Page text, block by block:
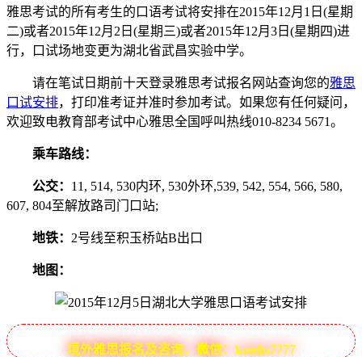
雅思考试的所有考生的口语考试将安排在2015年12月1日(星期
二)或者2015年12月2日(星期三)或者2015年12月3日(星期四)进
行，口试场地变更为湖北省武昌实验中学。
请在笔试日期前十天登录雅思考试报名网站查询您的雅思
口试安排，打印准考证并准时参加考试。如果您有任何疑问，
欢迎致电教育部考试中心雅思全国呼叫热线010-8234 5671。
乘车路线：
公交： 11, 514, 530内环, 530外环,539, 542, 554, 566, 580,
607, 804至解放路司门口站;
地铁： 2号线至积玉桥站B出口
地图：
境外雅思报名及咨询，微信：koielts7777